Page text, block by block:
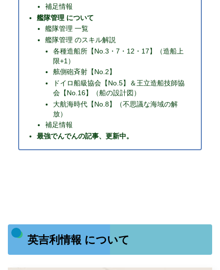
補足情報
艦隊管理 について
艦隊管理 一覧
艦隊管理 のスキル解説
各種造船所【No.3・7・12・17】（造船上
限+1）
舷側砲斉射【No.2】
ドイロ船級協会【No.5】＆王立造船技師協
会【No.16】（船の設計図）
大航海時代【No.8】（不思議な海域の解
放）
補足情報
最強でんでんの記事、更新中。
英吉利情報 について